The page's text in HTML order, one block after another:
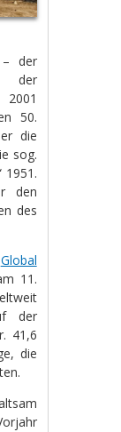
– der
der
50.
die
sog.
1951.
den
des
Global
11.
der
41,6
die